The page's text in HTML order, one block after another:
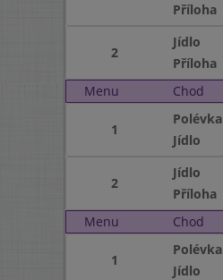
Příloha
2
Jídlo
Příloha
Menu
Chod
1
Polévka
Jídlo
2
Jídlo
Příloha
Menu
Chod
1
Polévka
Jídlo